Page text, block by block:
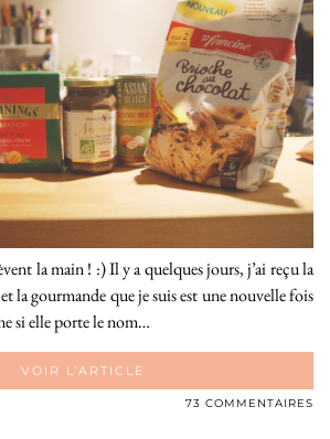
la main ! :) Il y a quelques jours, j’ai reçu la
la gourmande que je suis est une nouvelle fois
si elle porte le nom…
VOIR L’ARTICLE
73 COMMENTAIRES